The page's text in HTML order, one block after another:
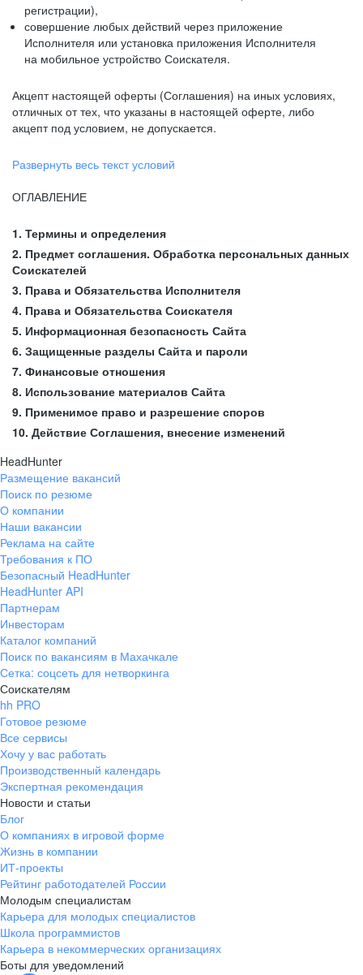
регистрации),
совершение любых действий через приложение
Исполнителя или установка приложения Исполнителя
на мобильное устройство Соискателя.
Акцепт настоящей оферты (Соглашения) на иных условиях,
отличных от тех, что указаны в настоящей оферте, либо
акцепт под условием, не допускается.
Развернуть весь текст условий
ОГЛАВЛЕНИЕ
1. Термины и определения
2. Предмет соглашения. Обработка персональных данных
Соискателей
3. Права и Обязательства Исполнителя
4. Права и Обязательства Соискателя
5. Информационная безопасность Сайта
6. Защищенные разделы Сайта и пароли
7. Финансовые отношения
8. Использование материалов Сайта
9. Применимое право и разрешение споров
10. Действие Соглашения, внесение изменений
HeadHunter
Размещение вакансий
Поиск по резюме
О компании
Наши вакансии
Реклама на сайте
Требования к ПО
Безопасный HeadHunter
HeadHunter API
Партнерам
Инвесторам
Каталог компаний
Поиск по вакансиям в Махачкале
Сетка: соцсеть для нетворкинга
Соискателям
hh PRO
Готовое резюме
Все сервисы
Хочу у вас работать
Производственный календарь
Экспертная рекомендация
Новости и статьи
Блог
О компаниях в игровой форме
Жизнь в компании
ИТ-проекты
Рейтинг работодателей России
Молодым специалистам
Карьера для молодых специалистов
Школа программистов
Карьера в некоммерческих организациях
Боты для уведомлений